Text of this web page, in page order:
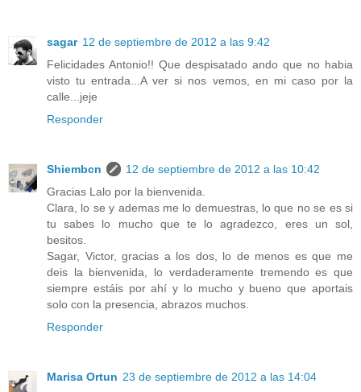
sagar 12 de septiembre de 2012 a las 9:42
Felicidades Antonio!! Que despisatado ando que no habia
visto tu entrada...A ver si nos vemos, en mi caso por la
calle...jeje
Responder
Shiembcn
12 de septiembre de 2012 a las 10:42
Gracias Lalo por la bienvenida.
Clara, lo se y ademas me lo demuestras, lo que no se es si
tu sabes lo mucho que te lo agradezco, eres un sol,
besitos.
Sagar, Victor, gracias a los dos, lo de menos es que me
deis la bienvenida, lo verdaderamente tremendo es que
siempre estáis por ahí y lo mucho y bueno que aportais
solo con la presencia, abrazos muchos.
Responder
Marisa Ortun 23 de septiembre de 2012 a las 14:04